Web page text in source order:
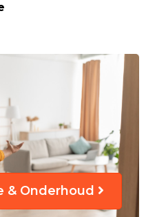
& Onderhoud